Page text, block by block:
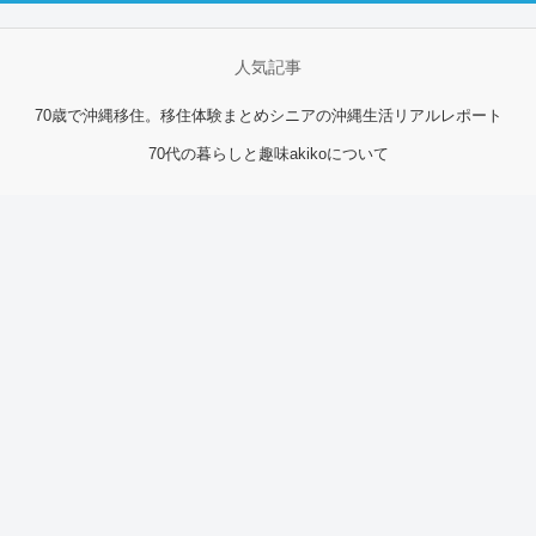
人気記事
70歳で沖縄移住。移住体験まとめシニアの沖縄生活リアルレポート
70代の暮らしと趣味akikoについて